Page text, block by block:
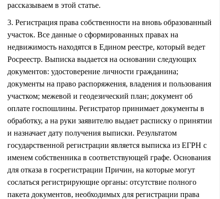
рассказываем в этой статье.
3. Регистрация права собственности на вновь образованный
участок. Все данные о сформированных правах на
недвижимость находятся в Едином реестре, который ведет
Росреестр. Выписка выдается на основании следующих
документов: удостоверение личности гражданина;
документы на право распоряжения, владения и пользования
участком; межевой и геодезический план; документ об
оплате госпошлины. Регистратор принимает документы в
обработку, а на руки заявителю выдает расписку о принятии
и назначает дату получения выписки. Результатом
государственной регистрации является выписка из ЕГРН с
именем собственника в соответствующей графе. Основания
для отказа в госрегистрации Причин, на которые могут
сослаться регистрирующие органы: отсутствие полного
пакета документов, необходимых для регистрации права